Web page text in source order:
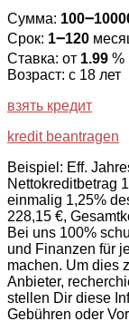
Сумма:
Срок: 1౼120
Ставка: от 1.99 %
Возраст: с 18 лет
взять кредит
kredit beantragen
Beispiel: Eff.
Nettokreditbetrag
einmalig 1,25%
228,15 €,
Bei uns 100%
und Finanzen für
machen. Um dies
Anbieter,
stellen Dir diese
Gebühren oder